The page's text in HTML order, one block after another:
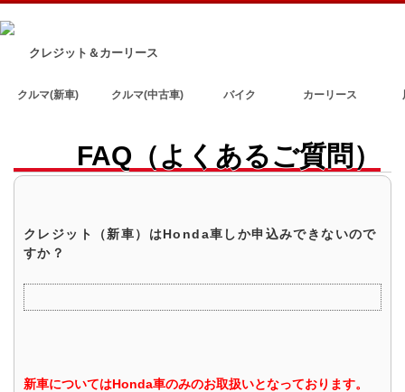
クレジット＆カーリース
クルマ(新車) クルマ(中古車) バイク カーリース
FAQ（よくあるご質問）
クレジット（新車）はHonda車しか申込みできないので
すか？
新車についてはHonda車のみのお取扱いとなっております。